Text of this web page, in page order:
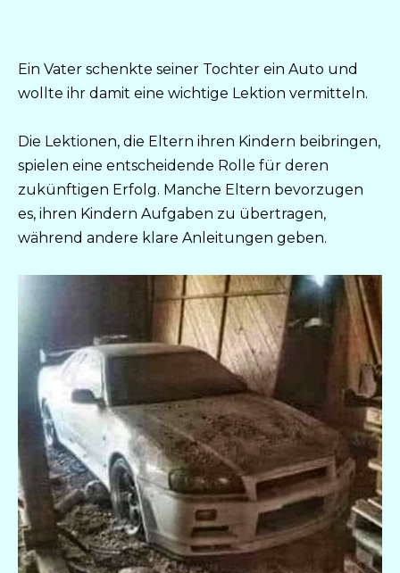
Ein Vater schenkte seiner Tochter ein Auto und
wollte ihr damit eine wichtige Lektion vermitteln.
Die Lektionen, die Eltern ihren Kindern beibringen,
spielen eine entscheidende Rolle für deren
zukünftigen Erfolg. Manche Eltern bevorzugen
es, ihren Kindern Aufgaben zu übertragen,
während andere klare Anleitungen geben.